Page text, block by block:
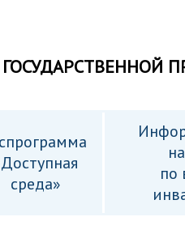
ГОСУДАРСТВЕННОЙ
среда»
по